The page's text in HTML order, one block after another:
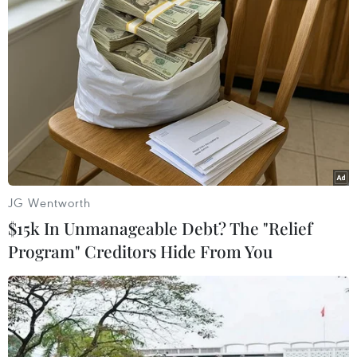
cạnh tranh không lành mạnh.
(TTXVN/Vietnam+)
#Hy Lạp #Nông dân Hy Lạp đình công #Biểu tình
JG Wentworth
$15k In Unmanageable Debt? The "Relief
Program" Creditors Hide From You